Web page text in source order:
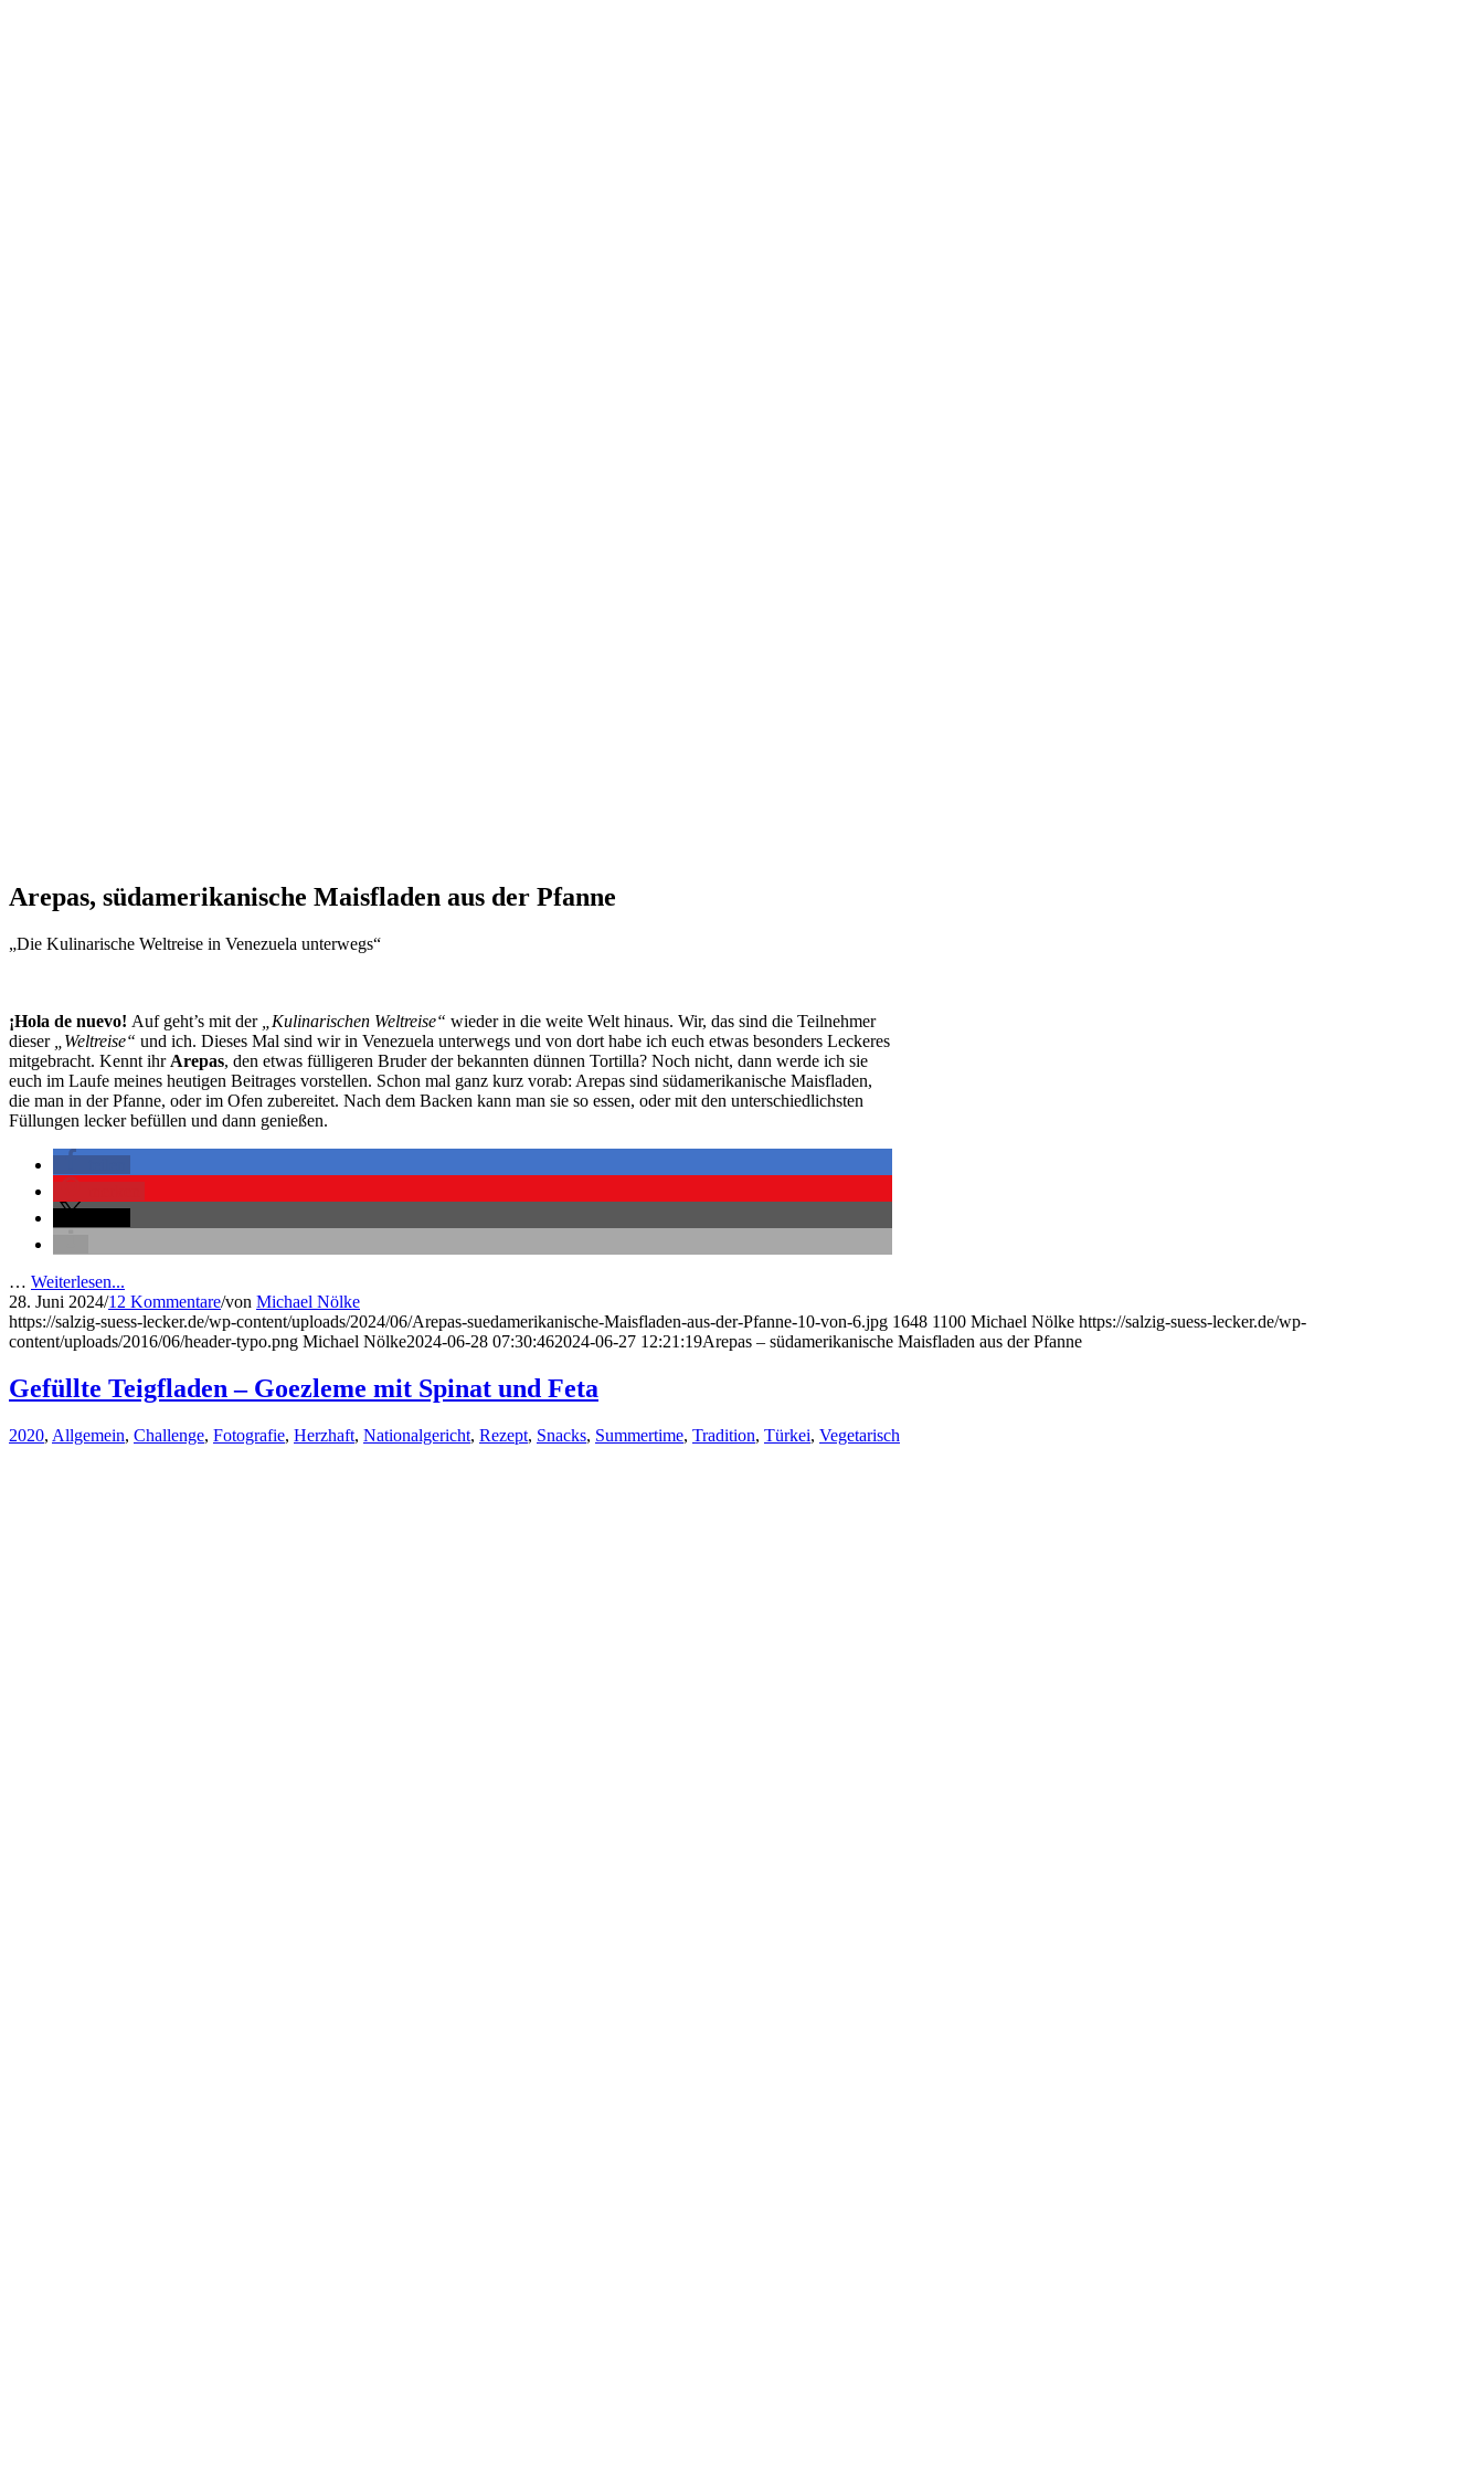
Arepas, südamerikanische Maisfladen aus der Pfanne
„Die Kulinarische Weltreise in Venezuela unterwegs“
¡Hola de nuevo! Auf geht’s mit der „Kulinarischen Weltreise“ wieder in die weite Welt hinaus. Wir, das sind die Teilnehmer
dieser
„Weltreise“ und ich. Dieses Mal sind wir in Venezuela unterwegs und von dort habe ich euch etwas besonders Leckeres
mitgebracht. Kennt ihr Arepas, den etwas fülligeren Bruder der bekannten dünnen Tortilla? Noch nicht, dann werde ich sie
euch im Laufe meines heutigen Beitrages vorstellen. Schon mal ganz kurz vorab: Arepas sind südamerikanische Maisfladen,
die man in der Pfanne, oder im Ofen zubereitet. Nach dem Backen kann man sie so essen, oder mit den unterschiedlichsten
Füllungen lecker befüllen und dann genießen.
… Weiterlesen...
28. Juni 2024/12 Kommentare/von Michael Nölke
https://salzig-suess-lecker.de/wp-content/uploads/2024/06/Arepas-suedamerikanische-Maisfladen-aus-der-Pfanne-10-von-6.jpg 1648 1100 Michael Nölke https://salzig-suess-lecker.de/wp-
content/uploads/2016/06/header-typo.png Michael Nölke2024-06-28 07:30:462024-06-27 12:21:19Arepas – südamerikanische Maisfladen aus der Pfanne
Gefüllte Teigfladen – Goezleme mit Spinat und Feta
2020, Allgemein, Challenge, Fotografie, Herzhaft, Nationalgericht, Rezept, Snacks, Summertime, Tradition, Türkei, Vegetarisch